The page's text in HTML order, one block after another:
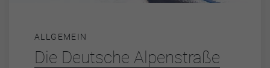
ALLGEMEIN
Die Deutsche Alpenstraße